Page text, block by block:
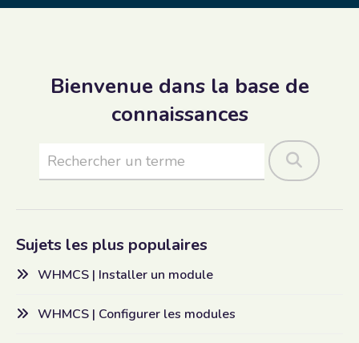
Bienvenue dans la base de
connaissances
Sujets les plus populaires
WHMCS | Installer un module
WHMCS | Configurer les modules